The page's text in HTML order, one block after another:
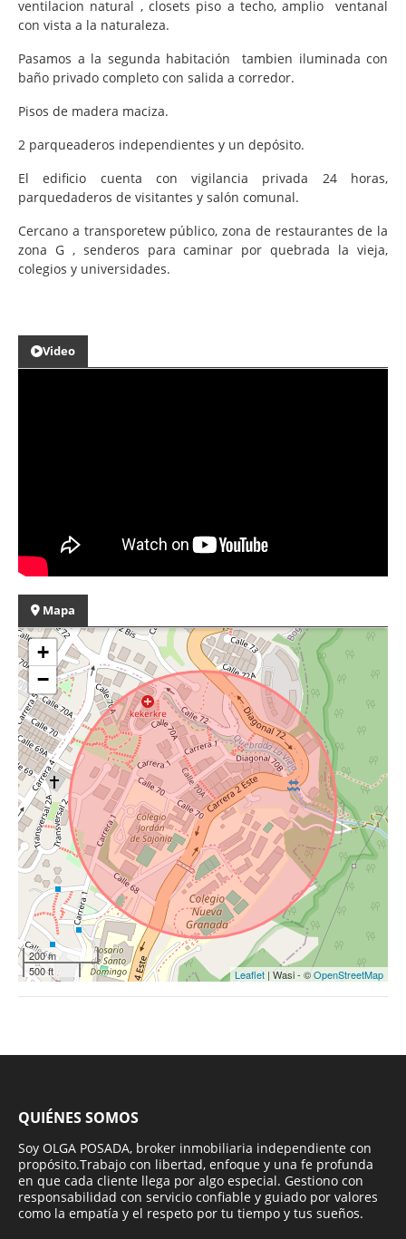
ventilacion natural , closets piso a techo, amplio ventanal
con vista a la naturaleza.
Pasamos a la segunda habitación tambien iluminada con
baño privado completo con salida a corredor.
Pisos de madera maciza.
2 parqueaderos independientes y un depósito.
El edificio cuenta con vigilancia privada 24 horas,
parquedaderos de visitantes y salón comunal.
Cercano a transporetew público, zona de restaurantes de la
zona G , senderos para caminar por quebrada la vieja,
colegios y universidades.
Video
Mapa
+
−
200 m
500 ft
Leaflet | Wasi - ©OpenStreetMap
QUIÉNES SOMOS
Soy OLGA POSADA, broker inmobiliaria independiente con
propósito.Trabajo con libertad, enfoque y una fe profunda
en que cada cliente llega por algo especial. Gestiono con
responsabilidad con servicio confiable y guiado por valores
como la empatía y el respeto por tu tiempo y tus sueños.